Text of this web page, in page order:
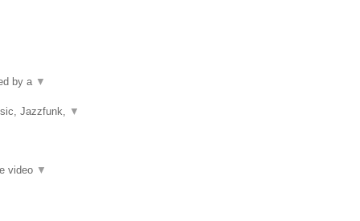
by a ▼
Jazzfunk, ▼
video ▼